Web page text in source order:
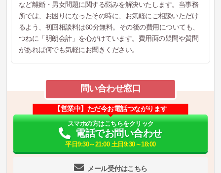
など離婚・男女問題に関する悩みを解決いたします。当事務
所では、お困りになったその時に、お気軽にご相談いただけ
るよう、初回相談料は60分無料。その後の費用についても、
つねに「明朗会計」を心がけています。費用面の疑問や質問
があれば何でも気軽にお聞きください。
問い合わせ窓口
メール受付はこちら
【営業中】ただ今お電話つながります
スマホの方はこちらをクリック
電話でお問い合わせ
平日9:30～21:00 土日9:30～18:00